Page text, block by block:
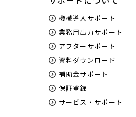
機械導入サポート
業務用出力サポート
アフターサポート
資料ダウンロード
補助金サポート
保証登録
サービス・サポート